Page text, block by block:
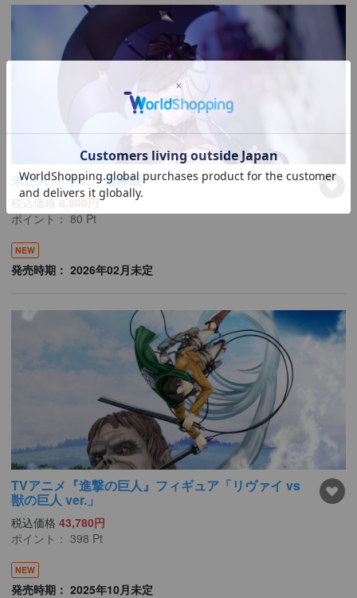
未亡人 キリエ 通常版
税込価格 8,800円
ポイント：80Pt
NEW
発売時期： 2026年02月未定
TVアニメ『進撃の巨人』フィギュア「リヴァイ vs
獣の巨人 ver.」
税込価格 43,780円
ポイント： 398 Pt
NEW
発売時期： 2025年10月未定